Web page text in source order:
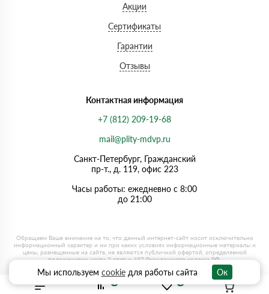
Акции
Сертификаты
Гарантии
Отзывы
Контактная информация
+7 (812) 209-19-68
mail@plity-mdvp.ru
Санкт-Петербург, Граждaнский
пр-т., д. 119, офис 223
Часы работы: ежедневно с 8:00
до 21:00
Мы используем cookieдля работы сайта Ок